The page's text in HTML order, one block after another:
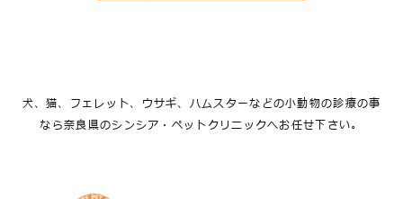
犬、猫、フェレット、ウサギ、ハムスターなどの小動物の診療の事
なら奈良県のシンシア・ペットクリニックへお任せ下さい。